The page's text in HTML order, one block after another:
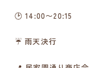
🕑 14:00〜20:15
☔ 雨天決行